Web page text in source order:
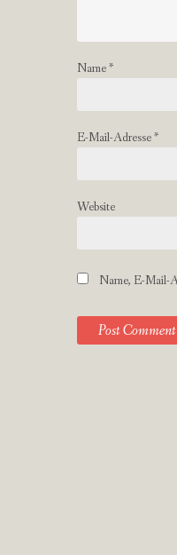
Name*
E-Mail-Adresse*
Website
Name, E-Mail-